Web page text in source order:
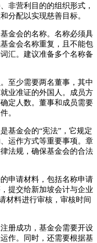
非营利目的的组织形式，
分配以实现慈善目标。
金会的名称。名称必须具
金会名称重复，且不能包
汇。建议准备多个名称备
至少需要两名董事，其中
业准证的外国人。成员方
定人数。董事和成员需要
。
基金会的“宪法”，它规定
运作方式等重要事项。章
法规，确保基金会的合法
申请材料，包括名称申请
提交给新加坡会计与企业
材料进行审核，审核时间
册成功，基金会需要开设
作。同时，还需要根据基